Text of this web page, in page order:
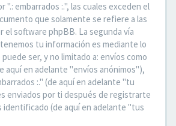
".: embarrados :.", las cuales exceden el
que solamente se refiere a las
el software phpBB. La segunda vía
tu información es mediante lo
ser, y no limitado a: envíos como
aquí en adelante "envíos anónimos"),
:." (de aquí en adelante "tu
enviados por ti después de registrarte
identificado (de aquí en adelante "tus